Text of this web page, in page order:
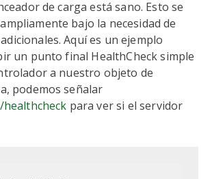
de carga está sano. Esto se
bajo la necesidad de
Aquí es un ejemplo
un punto final HealthCheck simple
a nuestro objeto de
podemos señalar
para ver si el servidor